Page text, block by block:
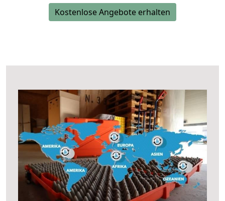
Kostenlose Angebote erhalten